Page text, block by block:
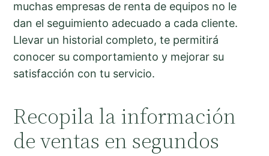
muchas empresas de renta de equipos no le
dan el seguimiento adecuado a cada cliente.
Llevar un historial completo, te permitirá
conocer su comportamiento y mejorar su
satisfacción con tu servicio.
Recopila la información
de ventas en segundos